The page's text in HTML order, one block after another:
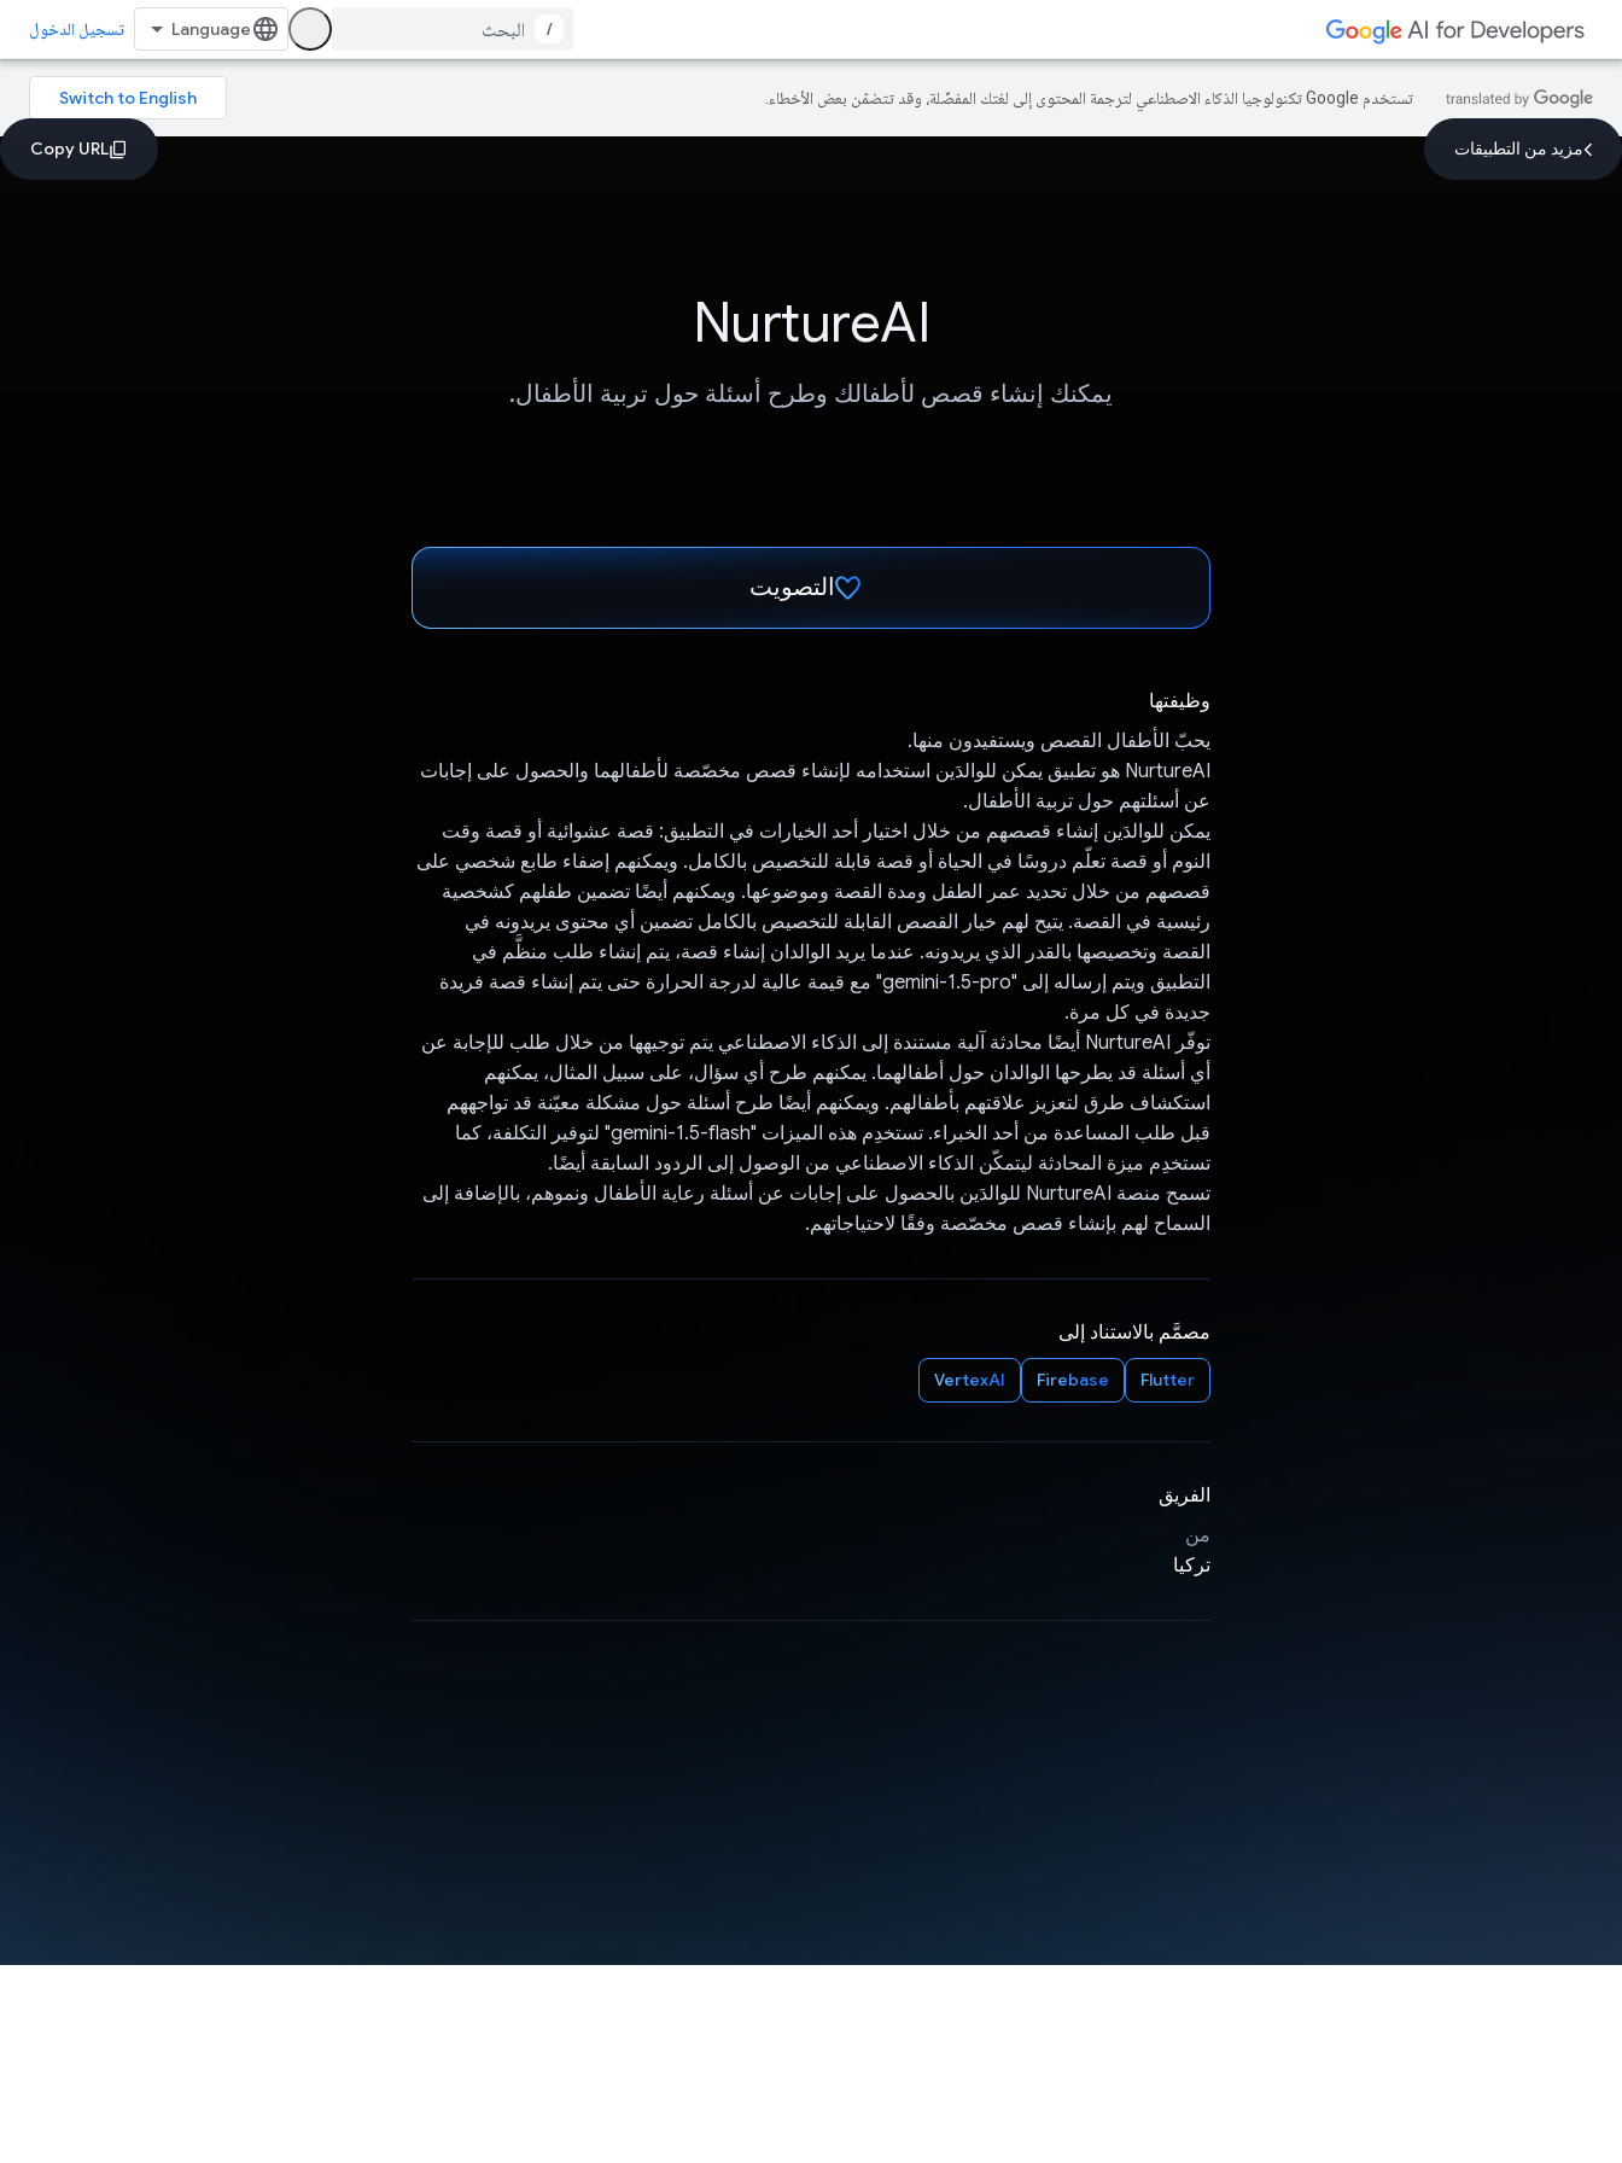
/ تسجيل الدخول
تستخدم Google تكنولوجيا الذكاء الاصطناعي لترجمة المحتوى إلى لغتك المفضّلة، وقد تتضمّن بعض الأخطاء.
مزيد من التطبيقات
NurtureAI
يمكنك إنشاء قصص لأطفالك وطرح أسئلة حول تربية الأطفال.
التصويت
وظيفتها
يحبّ الأطفال القصص ويستفيدون منها.
NurtureAI هو تطبيق يمكن للوالدَين استخدامه لإنشاء قصص مخصّصة لأطفالهما والحصول على إجابات
عن أسئلتهم حول تربية الأطفال.
يمكن للوالدَين إنشاء قصصهم من خلال اختيار أحد الخيارات في التطبيق: قصة عشوائية أو قصة وقت
النوم أو قصة تعلّم دروسًا في الحياة أو قصة قابلة للتخصيص بالكامل. ويمكنهم إضفاء طابع شخصي على
قصصهم من خلال تحديد عمر الطفل ومدة القصة وموضوعها. ويمكنهم أيضًا تضمين طفلهم كشخصية
رئيسية في القصة. يتيح لهم خيار القصص القابلة للتخصيص بالكامل تضمين أي محتوى يريدونه في
القصة وتخصيصها بالقدر الذي يريدونه. عندما يريد الوالدان إنشاء قصة، يتم إنشاء طلب منظَّم في
التطبيق ويتم إرساله إلى "gemini-1.5-pro" مع قيمة عالية لدرجة الحرارة حتى يتم إنشاء قصة فريدة
جديدة في كل مرة.
توفّر NurtureAI أيضًا محادثة آلية مستندة إلى الذكاء الاصطناعي يتم توجيهها من خلال طلب للإجابة عن
أي أسئلة قد يطرحها الوالدان حول أطفالهما. يمكنهم طرح أي سؤال، على سبيل المثال، يمكنهم
استكشاف طرق لتعزيز علاقتهم بأطفالهم. ويمكنهم أيضًا طرح أسئلة حول مشكلة معيّنة قد تواجههم
قبل طلب المساعدة من أحد الخبراء. تستخدِم هذه الميزات "gemini-1.5-flash" لتوفير التكلفة، كما
تستخدِم ميزة المحادثة ليتمكّن الذكاء الاصطناعي من الوصول إلى الردود السابقة أيضًا.
تسمح منصة NurtureAI للوالدَين بالحصول على إجابات عن أسئلة رعاية الأطفال ونموهم، بالإضافة إلى
السماح لهم بإنشاء قصص مخصّصة وفقًا لاحتياجاتهم.
مصمَّم بالاستناد إلى
Flutter
Firebase
VertexAI
الفريق
من
تركيا